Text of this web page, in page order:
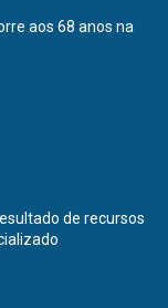
aos 68 anos na
de recursos